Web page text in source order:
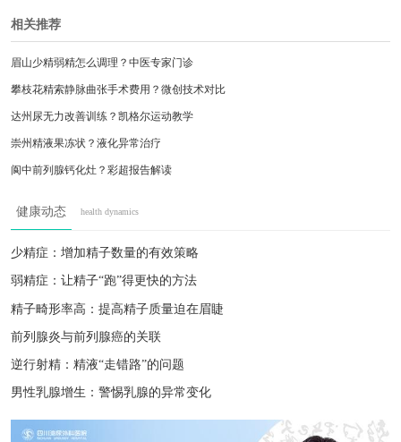
相关推荐
眉山少精弱精怎么调理？中医专家门诊
攀枝花精索静脉曲张手术费用？微创技术对比
达州尿无力改善训练？凯格尔运动教学
崇州精液果冻状？液化异常治疗
阆中前列腺钙化灶？彩超报告解读
雅安包皮嵌顿急救？附近医院处理
攀枝花精索静脉曲张术后恢复？注意事项
都江堰频繁遗精正常吗？中医调理建议
健康动态 health dynamics
少精症：增加精子数量的有效策略
弱精症：让精子“跑”得更快的方法
精子畸形率高：提高精子质量迫在眉睫
前列腺炎与前列腺癌的关联
逆行射精：精液“走错路”的问题
男性乳腺增生：警惕乳腺的异常变化